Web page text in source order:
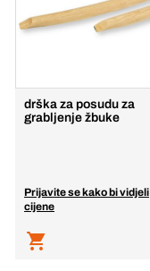
drška za posudu za
grabljenje žbuke
Prijavite se kako bi vidjeli
cijene